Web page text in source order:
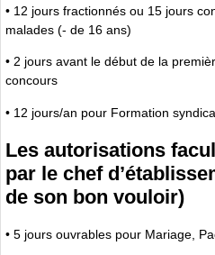
• 12 jours fractionnés ou 15 jours
malades (- de 16 ans)
• 2 jours avant le début de la
concours
• 12 jours/an pour Formation
Les autorisations
par le chef
de son bon vouloir)
• 5 jours ouvrables pour Mariage,